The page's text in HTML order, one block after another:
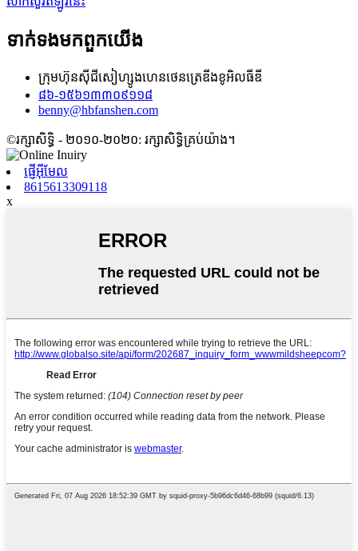
ទាក់ទង​មក​ពួក​យើង
ក្រុមហ៊ុនស៊ីជីសៀហ្សូងហេនថេនត្រេឌីងខូអិលធីឌី
៨៦-១៥៦១៣៣០៩១១៨
benny@hbfanshen.com
©រក្សាសិទ្ធិ - ២០១០-២០២០: រក្សាសិទ្ធិគ្រប់យ៉ាង។
ផ្ញើអ៊ីមែល
8615613309118
x